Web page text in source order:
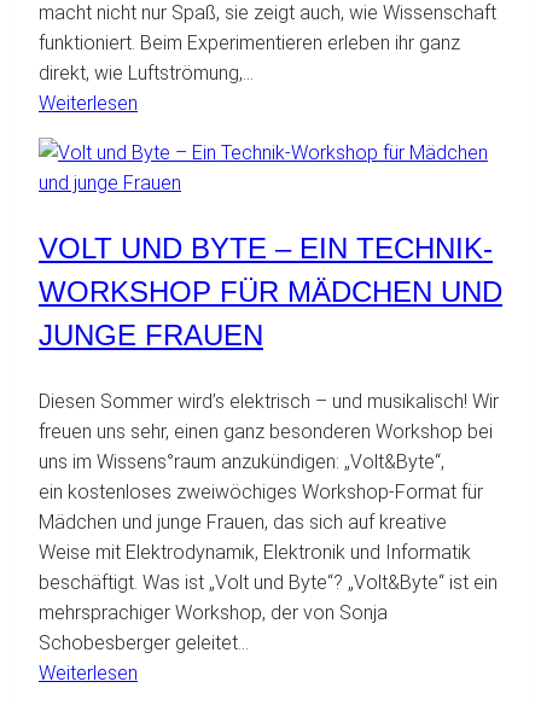
macht nicht nur Spaß, sie zeigt auch, wie Wissenschaft
funktioniert. Beim Experimentieren erleben ihr ganz
direkt, wie Luftströmung,…
Weiterlesen
im
Windkanal!
VOLT UND BYTE – EIN TECHNIK-
WORKSHOP FÜR MÄDCHEN UND
JUNGE FRAUEN
Diesen Sommer wird’s elektrisch – und musikalisch! Wir
freuen uns sehr, einen ganz besonderen Workshop bei
uns im Wissens°raum anzukündigen: „Volt&Byte“,
ein kostenloses zweiwöchiges Workshop-Format für
Mädchen und junge Frauen, das sich auf kreative
Weise mit Elektrodynamik, Elektronik und Informatik
beschäftigt. Was ist „Volt und Byte“? „Volt&Byte“ ist ein
mehrsprachiger Workshop, der von Sonja
Schobesberger geleitet…
Weiterlesen